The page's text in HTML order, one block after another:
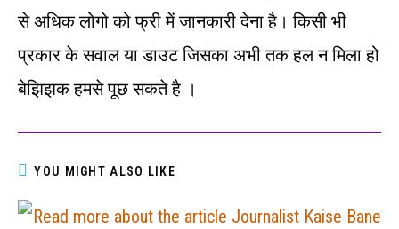
से अधिक लोगो को फ्री में जानकारी देना है। किसी भी
प्रकार के सवाल या डाउट जिसका अभी तक हल न मिला हो
बेझिझक हमसे पूछ सकते है ।
YOU MIGHT ALSO LIKE